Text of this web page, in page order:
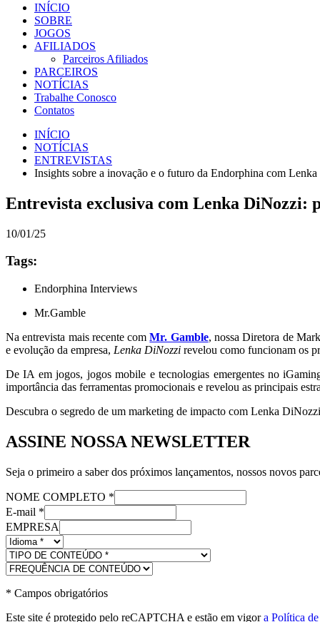
INÍCIO
SOBRE
JOGOS
AFILIADOS
Parceiros Afiliados
PARCEIROS
NOTÍCIAS
Trabalhe Conosco
Contatos
INÍCIO
NOTÍCIAS
ENTREVISTAS
Insights sobre a inovação e o futuro da Endorphina com
Entrevista exclusiva com Lenka DiNozzi:
10/01/25
Tags:
Endorphina Interviews
Mr.Gamble
Na entrevista mais recente comMr. Gamble, nossa Diretora de
e evolução da empresa, Lenka DiNozzi revelou como funcionam os
De IA em jogos, jogos mobile e tecnologias emergentes no
importância das ferramentas promocionais e revelou as principais
Descubra o segredo de um marketing de impacto com Lenka
ASSINE NOSSA NEWSLETTER
Seja o primeiro a saber dos próximos lançamentos, nossos novos
NOME COMPLETO *
E-mail *
EMPRESA
* Campos obrigatórios
Este site é protegido pelo reCAPTCHA e estão em vigora Política